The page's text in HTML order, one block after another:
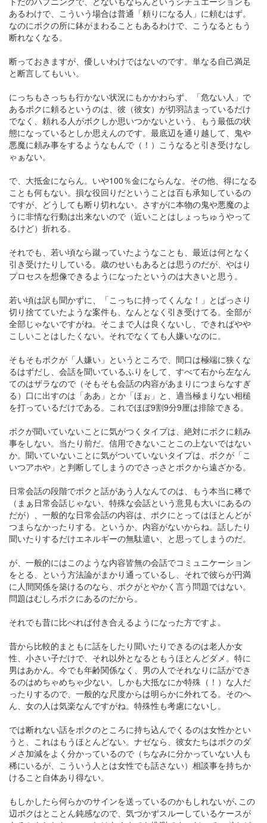
あるわけで、こういう場合は普通「頼りになる人」に頼むはず。
なのにボクの所に鉢がまわることもあるわけで、こうなるともう
断れなくなる。
断っておきますが、優しいわけではないのです。単なる自己満足
と断言してもいい。
にっちもさっちも行かない状況にもかかわらず、「危ない人」で
あるボクに頼るというのは、彼（彼女）が切羽詰まっているだけ
でなく、頼れる人がボクしか思いつかないという、もう最低の状
態になっているとしか思えんのです。最底辺を通り越して、鬼や
悪魔に頼み事をするようなもんで（！）こうなると引き受けなし
ゃぁない。
で、大抵金にならん。いや100％金にならんな。その他、得になる
ことも何もない。損な役回りだということは百も承知しているの
ですが、どうしても断り切れない。さすがに本物の鬼や悪魔のよ
うに非情な行動は出来ないので（近いことはしょっちゅうやって
るけど）折れる。
それでも、若い頃なら蹴っていたようなことも、最近は何となく
引き受けたりしている。歳のせいもあるとは思うのだが、やはり
プロセスを想像できるようになったというのは大きいと思う。
若い頃は訳も聞かずに、「こっちに持ってくんな！」とばっさり
切り捨てていたような案件も、なんとなく引き受けてる。全部が
全部じゃないですがね。そこまで人は良くないし、できればやや
こしいことはしたくない。それでなくても人嫌いなのに。
そもそもボクが「人嫌い」というところで、間口は極端に狭くな
るはずだし、会話を聞いているふりをして、すべて右から左なん
てのはザラなので（そもそも会話の内容があまりにつまらなすぎ
る）口に出すのは「ああ」とか「ほぉ」と、適当極まりない相槌
を打っているだけである。これでほぼ9割9分9厘は排除できる。
ボクが聞いていないことに気がつくタイプは、絶対にボクに頼み
事をしない。当たり前だ。信用できないことこの上ないではない
か。聞いていないことに気がついていないタイプは、ボクが「こ
いつアホや」と判断してしまうのでさっさとボクから遠ざかる。
日常会話の段階でボクと話があう人なんてのは、もう本当に稀で
（まぁ日常会話じゃない、特殊な会話という意見も大いにあるの
だが）、一般的な日常会話の内容は、ボクにとってはほとんどが
つまらなかったりする。というか、内容がないからね。話したり
聞いたりするだけエネルギーの無駄遣い、と思ってしまうのだ。
が、一般的にはこのような内容皆無の会話でコミュニケーション
をとる、という方法論がまかり通っているし、それで彼らが円満
に人間関係を築けるのなら、ボクがとやかく言う問題ではない。
問題はむしろボクにあるのだから。
それでも昔に比べれば付き合えるようになった方ですよ。
昔から比較的まともに話をしたり聞いたりできるのは老人か女
性、小さい子だけで、それ以外となるともうほとんどダメ。特に
男はあかん。今でも年齢関係なく、男の人でそれなりに話ができ
るのはめちゃめちゃ少ない。しかも大抵なにか特殊（！）な人だ
ったりするので、一般的な尺度からは明らかに外れてる。そのへ
ん、女の人は気楽なんですがね。特殊性も考慮にないし。
では断れない話をボクのところに持ち込んでくるのは女性かとい
うと、これはもうほとんどない。ナゼなら、彼女たちはボクのダ
メさ加減をよく分かっているので（ちなみに分かっていない人も
稀にいるが、こういう人とは女性でも話さない）相談事を持ちか
けること自体あり得ない。
もしかしたら何らかのサインを送っているのかもしれないが､この
辺ボクはとことん鈍感なので、気づかずスルーしているケースが